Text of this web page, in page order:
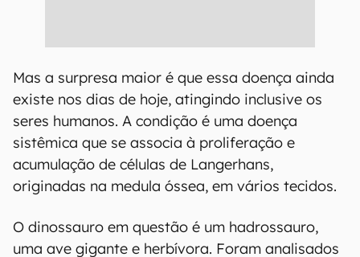
Mas a surpresa maior é que essa doença ainda
existe nos dias de hoje, atingindo inclusive os
seres humanos. A condição é uma doença
sistêmica que se associa à proliferação e
acumulação de células de Langerhans,
originadas na medula óssea, em vários tecidos.
O dinossauro em questão é um hadrossauro,
uma ave gigante e herbívora. Foram analisados